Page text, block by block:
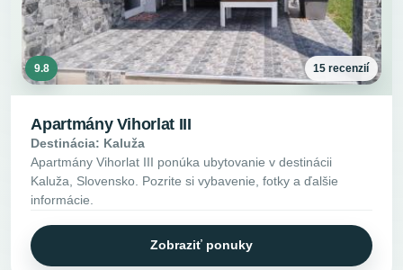
9.8 15 recenzií
Apartmány Vihorlat III
Destinácia: Kaluža
Apartmány Vihorlat III ponúka ubytovanie v destinácii
Kaluža, Slovensko. Pozrite si vybavenie, fotky a ďalšie
informácie.
Zobraziť ponuky